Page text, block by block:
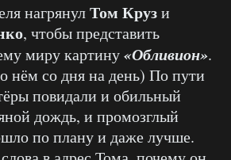
нагрянулТом Крузи
, чтобы представить
миру картину«Обливион».
нём со дня на день) По пути
повидали и обильный
дождь, и промозглый
по плану и даже лучше.